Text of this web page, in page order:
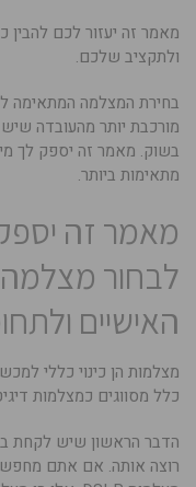
מאמר זה יעזור לכם
ולתקציב שלכם.
בחירת המצלמה המתאימה
מורכבת יותר מהעובדה
בשוק. מאמר זה יספק לך
מתאימות ביותר.
מאמר זה
לבחור
האישיים
מצלמות הן כינוי כללי
כלל מסווגים כמצלמות
הדבר הראשון שיש לקחת
רוצה אותה. אם אתם